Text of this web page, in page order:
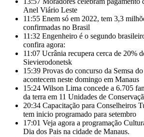
Anel Viário Leste
11:55 Enem só em 2022, tem 3,3
confirmadas no Brasil
11:32 Engenheiro é o segundo
confira agora:
11:07 Ucrânia recupera cerca de 20%
Sievierodonetsk
15:39 Provas do concurso da Semsa
acontecem neste domingo em Manaus
15:24 Wilson Lima concede a 6.705
da terra em 11 Unidades de
20:34 Capacitação para Conselheiros
tem inicio programado para setembro
17:01 Veja agora a programação
Dia dos Pais na cidade de Manaus.